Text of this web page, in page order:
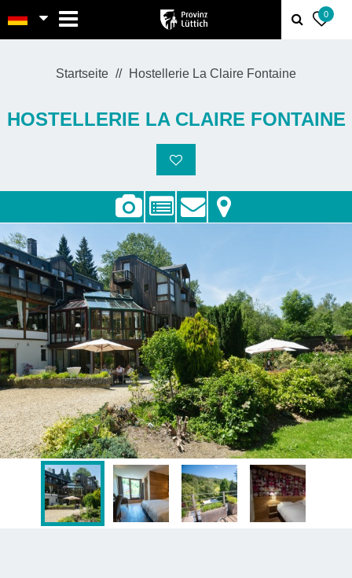
0
Startseite Hostellerie La Claire Fontaine
HOSTELLERIE LA CLAIRE FONTAINE